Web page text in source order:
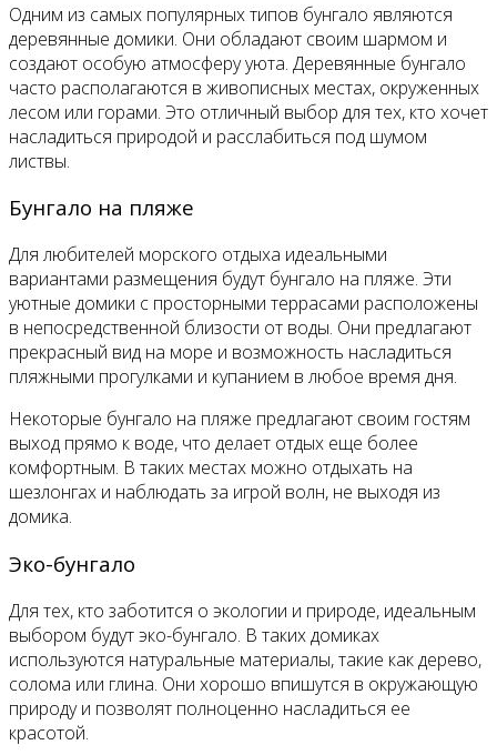
Одним из самых популярных типов бунгало являются
деревянные домики. Они обладают своим шармом и
создают особую атмосферу уюта. Деревянные бунгало
часто располагаются в живописных местах, окруженных
лесом или горами. Это отличный выбор для тех, кто хочет
насладиться природой и расслабиться под шумом
листвы.
Бунгало на пляже
Для любителей морского отдыха идеальными
вариантами размещения будут бунгало на пляже. Эти
уютные домики с просторными террасами расположены
в непосредственной близости от воды. Они предлагают
прекрасный вид на море и возможность насладиться
пляжными прогулками и купанием в любое время дня.
Некоторые бунгало на пляже предлагают своим гостям
выход прямо к воде, что делает отдых еще более
комфортным. В таких местах можно отдыхать на
шезлонгах и наблюдать за игрой волн, не выходя из
домика.
Эко-бунгало
Для тех, кто заботится о экологии и природе, идеальным
выбором будут эко-бунгало. В таких домиках
используются натуральные материалы, такие как дерево,
солома или глина. Они хорошо впишутся в окружающую
природу и позволят полноценно насладиться ее
красотой.